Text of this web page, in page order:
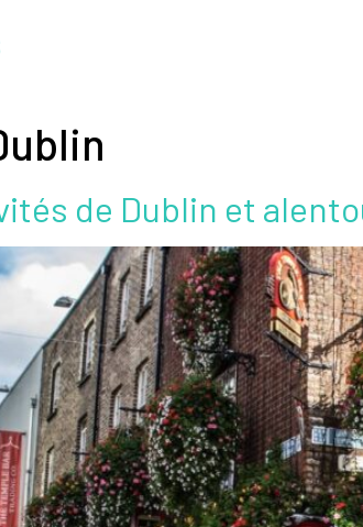
de Dublin et